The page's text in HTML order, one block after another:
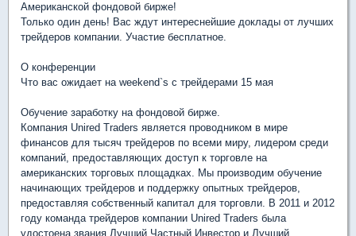
Американской фондовой бирже!
Только один день! Вас ждут интереснейшие доклады от лучших
трейдеров компании. Участие бесплатное.
О конференции
Что вас ожидает на weekend`s с трейдерами 15 мая
Обучение заработку на фондовой бирже.
Компания Unired Traders является проводником в мире
финансов для тысяч трейдеров по всеми миру, лидером среди
компаний, предоставляющих доступ к торговле на
американских торговых площадках. Мы производим обучение
начинающих трейдеров и поддержку опытных трейдеров,
предоставляя собственный капитал для торговли. В 2011 и 2012
году команда трейдеров компании Unired Traders была
удостоена звания Лучший Частный Инвестор и Лучший